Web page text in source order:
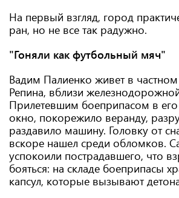
На первый взгляд, город
ран, но не все так радужно.
"Гоняли как футбольный мяч"
Вадим Палиенко живет в
Репина, вблизи
Прилетевшим боеприпасом в
окно, покорежило веранду,
раздавило машину. Головку от
вскоре нашел среди обломков.
успокоили пострадавшего, что
бояться: на складе боеприпасы
капсул, которые вызывают